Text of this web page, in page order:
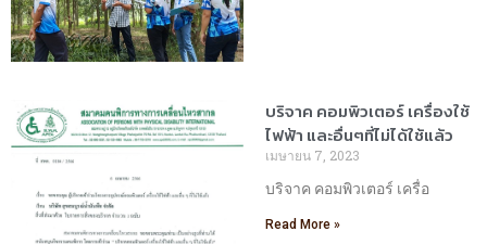
บริจาค คอมพิวเตอร์ เครื่องใช้
ไฟฟ้า และอื่นๆที่ไม่ได้ใช้แล้ว
เมษายน 7, 2023
บริจาค คอมพิวเตอร์ เครื่อ
Read More »